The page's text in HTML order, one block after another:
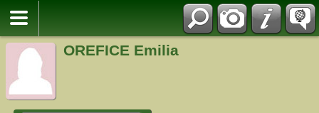
OREFICE Emilia